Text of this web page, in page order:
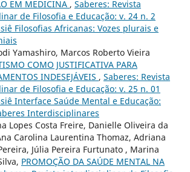
EM MEDICINA , Saberes: Revista
de Filosofia e Educação: v. 24 n. 2
Filosofias Africanas: Vozes plurais e
Yamashiro, Marcos Roberto Vieira
COMO JUSTIFICATIVA PARA
INDESEJÁVEIS , Saberes: Revista
de Filosofia e Educação: v. 25 n. 01
Interface Saúde Mental e Educação:
Interdisciplinares
Lopes Costa Freire, Danielle Oliveira da
Carolina Laurentina Thomaz, Adriana
Júlia Pereira Furtunato , Marina
PROMOÇÃO DA SAÚDE MENTAL NA